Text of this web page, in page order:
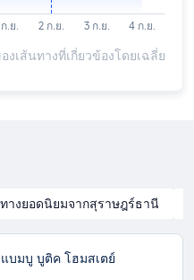
เส้นทางที่เกี่ยวข้องโดยเฉลี่ย
างยอดนิยมจากสุราษฎร์ธานี
แบมบู บูติค โฮมสเตย์